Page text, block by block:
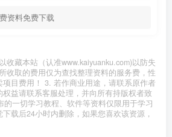
资料免费下载
收藏本站（认准www.kaiyuanku.com)以防失
收取的费用仅为查找整理资料的服务费，性
项目费用！ 3. 若作商业用途，请联系原作者
益请联系客服处理，并向所有持版权者致
一切学习教程、软件等资料仅限用于学习
载后24小时内删除，如果您喜欢该资源，